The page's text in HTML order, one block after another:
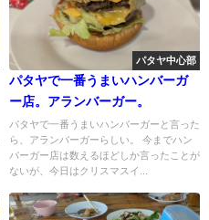
パタヤ中心部
パタヤで一番うまいハンバーガ
ー店。アランバーガー。
パタヤで一番うまいハンバーガーと言った
ら、アランバーガーらしい。 今までハン
バーガー店は数えるほどしか言ったことが
ないが、今日はクリスマスイ...